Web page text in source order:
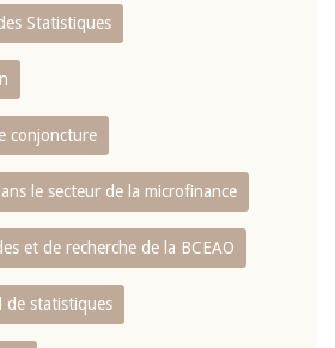
Statistiques
conjoncture
le secteur de la microfinance
et de recherche de la BCEAO
de statistiques